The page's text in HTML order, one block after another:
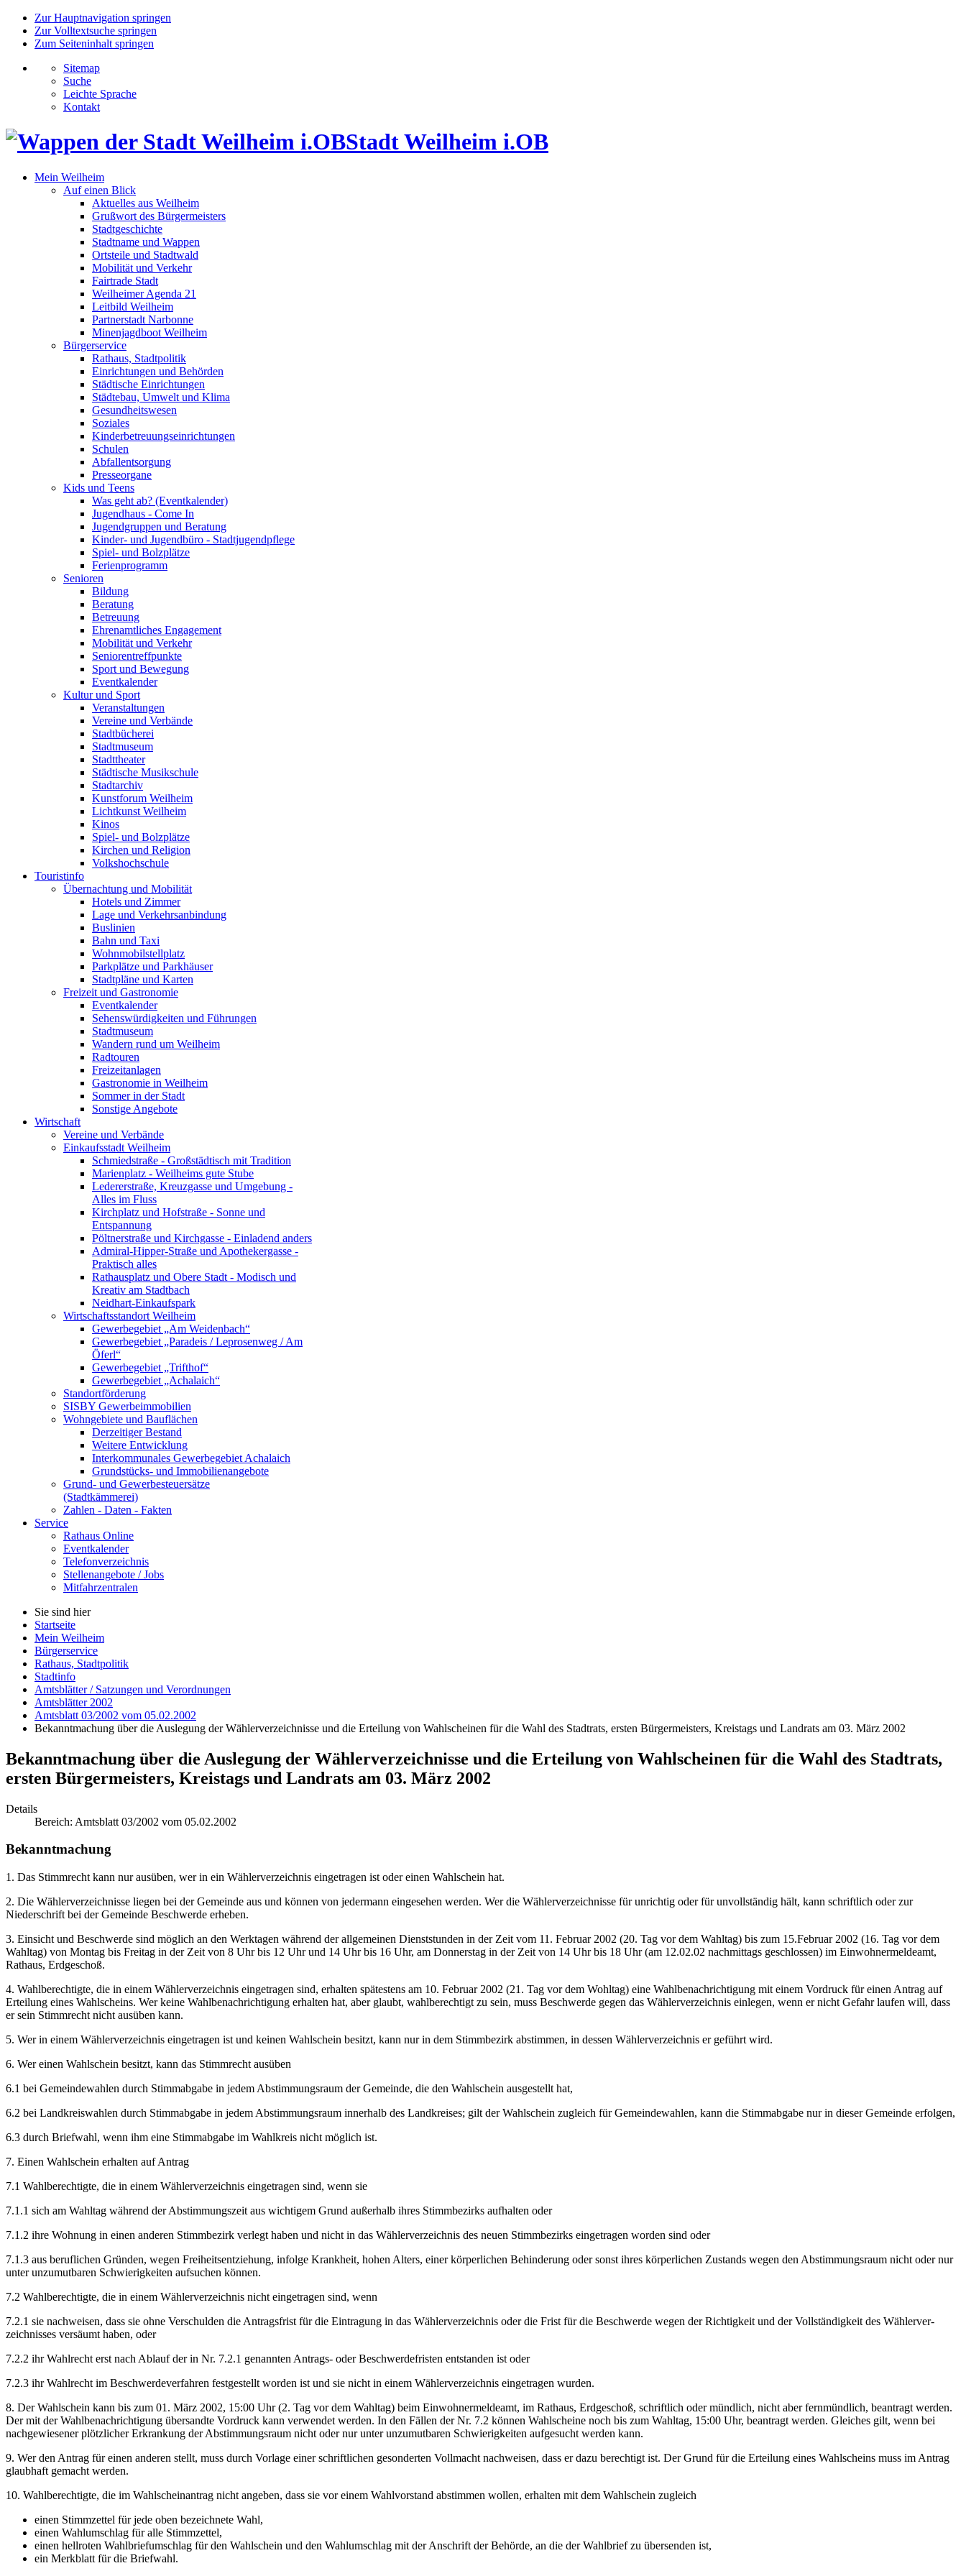
Zur Hauptnavigation springen
Zur Volltextsuche springen
Zum Seiteninhalt springen
Sitemap
Suche
Leichte Sprache
Kontakt
Stadt Weilheim i.OB
Mein Weilheim
Auf einen Blick
Aktuelles aus Weilheim
Grußwort des Bürgermeisters
Stadtgeschichte
Stadtname und Wappen
Ortsteile und Stadtwald
Mobilität und Verkehr
Fairtrade Stadt
Weilheimer Agenda 21
Leitbild Weilheim
Partnerstadt Narbonne
Minenjagdboot Weilheim
Bürgerservice
Rathaus, Stadtpolitik
Einrichtungen und Behörden
Städtische Einrichtungen
Städtebau, Umwelt und Klima
Gesundheitswesen
Soziales
Kinderbetreuungseinrichtungen
Schulen
Abfallentsorgung
Presseorgane
Kids und Teens
Was geht ab? (Eventkalender)
Jugendhaus - Come In
Jugendgruppen und Beratung
Kinder- und Jugendbüro - Stadtjugendpflege
Spiel- und Bolzplätze
Ferienprogramm
Senioren
Bildung
Beratung
Betreuung
Ehrenamtliches Engagement
Mobilität und Verkehr
Seniorentreffpunkte
Sport und Bewegung
Eventkalender
Kultur und Sport
Veranstaltungen
Vereine und Verbände
Stadtbücherei
Stadtmuseum
Stadttheater
Städtische Musikschule
Stadtarchiv
Kunstforum Weilheim
Lichtkunst Weilheim
Kinos
Spiel- und Bolzplätze
Kirchen und Religion
Volkshochschule
Touristinfo
Übernachtung und Mobilität
Hotels und Zimmer
Lage und Verkehrsanbindung
Buslinien
Bahn und Taxi
Wohnmobilstellplatz
Parkplätze und Parkhäuser
Stadtpläne und Karten
Freizeit und Gastronomie
Eventkalender
Sehenswürdigkeiten und Führungen
Stadtmuseum
Wandern rund um Weilheim
Radtouren
Freizeitanlagen
Gastronomie in Weilheim
Sommer in der Stadt
Sonstige Angebote
Wirtschaft
Vereine und Verbände
Einkaufsstadt Weilheim
Schmiedstraße - Großstädtisch mit Tradition
Marienplatz - Weilheims gute Stube
Ledererstraße, Kreuzgasse und Umgebung -
Alles im Fluss
Kirchplatz und Hofstraße - Sonne und
Entspannung
Pöltnerstraße und Kirchgasse - Einladend anders
Admiral-Hipper-Straße und Apothekergasse -
Praktisch alles
Rathausplatz und Obere Stadt - Modisch und
Kreativ am Stadtbach
Neidhart-Einkaufspark
Wirtschaftsstandort Weilheim
Gewerbegebiet „Am Weidenbach“
Gewerbegebiet „Paradeis / Leprosenweg / Am
Öferl“
Gewerbegebiet „Trifthof“
Gewerbegebiet „Achalaich“
Standortförderung
SISBY Gewerbeimmobilien
Wohngebiete und Bauflächen
Derzeitiger Bestand
Weitere Entwicklung
Interkommunales Gewerbegebiet Achalaich
Grundstücks- und Immobilienangebote
Grund- und Gewerbesteuersätze
(Stadtkämmerei)
Zahlen - Daten - Fakten
Service
Rathaus Online
Eventkalender
Telefonverzeichnis
Stellenangebote / Jobs
Mitfahrzentralen
Sie sind hier
Startseite
Mein Weilheim
Bürgerservice
Rathaus, Stadtpolitik
Stadtinfo
Amtsblätter / Satzungen und Verordnungen
Amtsblätter 2002
Amtsblatt 03/2002 vom 05.02.2002
Bekanntmachung über die Auslegung der Wählerverzeichnisse und die Erteilung von Wahlscheinen für die Wahl des Stadtrats, ersten Bürgermeisters, Kreistags und Landrats am 03. März 2002
Bekanntmachung über die Auslegung der Wählerverzeichnisse und die Erteilung von Wahlscheinen für die Wahl des Stadtrats,
ersten Bürgermeisters, Kreistags und Landrats am 03. März 2002
Details
Bereich: Amtsblatt 03/2002 vom 05.02.2002
Bekanntmachung
1. Das Stimmrecht kann nur ausüben, wer in ein Wählerverzeichnis eingetragen ist oder einen Wahlschein hat.
2. Die Wählerverzeichnisse liegen bei der Gemeinde aus und können von jedermann eingesehen werden. Wer die Wählerverzeichnisse für unrichtig oder für unvollständig hält, kann schriftlich oder zur
Niederschrift bei der Gemeinde Beschwerde erheben.
3. Einsicht und Beschwerde sind möglich an den Werktagen während der allgemeinen Dienststunden in der Zeit vom 11. Februar 2002 (20. Tag vor dem Wahltag) bis zum 15.Februar 2002 (16. Tag vor dem
Wahltag) von Montag bis Freitag in der Zeit von 8 Uhr bis 12 Uhr und 14 Uhr bis 16 Uhr, am Donnerstag in der Zeit von 14 Uhr bis 18 Uhr (am 12.02.02 nachmittags geschlossen) im Einwohnermeldeamt,
Rathaus, Erdgeschoß.
4. Wahlberechtigte, die in einem Wählerverzeichnis eingetragen sind, erhalten spätestens am 10. Februar 2002 (21. Tag vor dem Wohltag) eine Wahlbenachrichtigung mit einem Vordruck für einen Antrag auf
Erteilung eines Wahlscheins. Wer keine Wahlbenachrichtigung erhalten hat, aber glaubt, wahlberechtigt zu sein, muss Beschwerde gegen das Wählerverzeichnis einlegen, wenn er nicht Gefahr laufen will, dass
er sein Stimmrecht nicht ausüben kann.
5. Wer in einem Wählerverzeichnis eingetragen ist und keinen Wahlschein besitzt, kann nur in dem Stimmbezirk abstimmen, in dessen Wählerverzeichnis er geführt wird.
6. Wer einen Wahlschein besitzt, kann das Stimmrecht ausüben
6.1 bei Gemeindewahlen durch Stimmabgabe in jedem Abstimmungsraum der Gemeinde, die den Wahlschein ausgestellt hat,
6.2 bei Landkreiswahlen durch Stimmabgabe in jedem Abstimmungsraum innerhalb des Landkreises; gilt der Wahlschein zugleich für Gemeindewahlen, kann die Stimmabgabe nur in dieser Gemeinde erfolgen,
6.3 durch Briefwahl, wenn ihm eine Stimmabgabe im Wahlkreis nicht möglich ist.
7. Einen Wahlschein erhalten auf Antrag
7.1 Wahlberechtigte, die in einem Wählerverzeichnis eingetragen sind, wenn sie
7.1.1 sich am Wahltag während der Abstimmungszeit aus wichtigem Grund außerhalb ihres Stimmbezirks aufhalten oder
7.1.2 ihre Wohnung in einen anderen Stimmbezirk verlegt haben und nicht in das Wählerverzeichnis des neuen Stimmbezirks eingetragen worden sind oder
7.1.3 aus beruflichen Gründen, wegen Freiheitsentziehung, infolge Krankheit, hohen Alters, einer körperlichen Behinderung oder sonst ihres körperlichen Zustands wegen den Abstimmungsraum nicht oder nur
unter unzumutbaren Schwierigkeiten aufsuchen können.
7.2 Wahlberechtigte, die in einem Wählerverzeichnis nicht eingetragen sind, wenn
7.2.1 sie nachweisen, dass sie ohne Verschulden die Antragsfrist für die Eintragung in das Wählerverzeichnis oder die Frist für die Beschwerde wegen der Richtigkeit und der Vollständigkeit des Wählerver­
zeichnisses versäumt haben, oder
7.2.2 ihr Wahlrecht erst nach Ablauf der in Nr. 7.2.1 genannten Antrags- oder Beschwerdefristen entstanden ist oder
7.2.3 ihr Wahlrecht im Beschwerdeverfahren festgestellt worden ist und sie nicht in einem Wählerverzeichnis eingetragen wurden.
8. Der Wahlschein kann bis zum 01. März 2002, 15:00 Uhr (2. Tag vor dem Wahltag) beim Einwohnermeldeamt, im Rathaus, Erdgeschoß, schriftlich oder mündlich, nicht aber fernmündlich, beantragt werden.
Der mit der Wahlbenachrichtigung übersandte Vordruck kann verwendet werden. In den Fällen der Nr. 7.2 können Wahlscheine noch bis zum Wahltag, 15:00 Uhr, beantragt werden. Gleiches gilt, wenn bei
nachgewiesener plötzlicher Erkrankung der Abstimmungsraum nicht oder nur unter unzumutbaren Schwierigkeiten aufgesucht werden kann.
9. Wer den Antrag für einen anderen stellt, muss durch Vorlage einer schriftlichen gesonderten Vollmacht nachweisen, dass er dazu berechtigt ist. Der Grund für die Erteilung eines Wahlscheins muss im Antrag
glaubhaft gemacht werden.
10. Wahlberechtigte, die im Wahlscheinantrag nicht angeben, dass sie vor einem Wahlvorstand abstimmen wollen, erhalten mit dem Wahlschein zugleich
einen Stimmzettel für jede oben bezeichnete Wahl,
einen Wahlumschlag für alle Stimmzettel,
einen hellroten Wahlbriefumschlag für den Wahlschein und den Wahlumschlag mit der Anschrift der Behörde, an die der Wahlbrief zu übersenden ist,
ein Merkblatt für die Briefwahl.